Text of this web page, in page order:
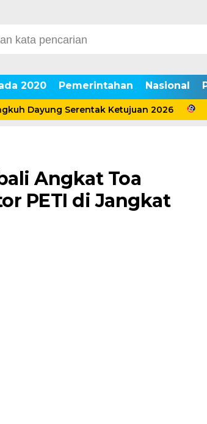
2020 Pemerintahan Nasional
Dayung Serentak Ketujuan 2026
Angkat Toa
PETI di Jangkat